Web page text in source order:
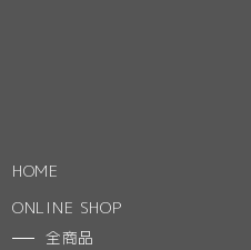
HOME
ONLINE SHOP
全商品